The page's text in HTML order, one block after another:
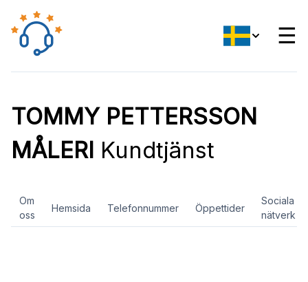
☰
TOMMY PETTERSSON
MÅLERI Kundtjänst
Om
oss
Hemsida Telefonnummer Öppettider
Sociala
nätverk